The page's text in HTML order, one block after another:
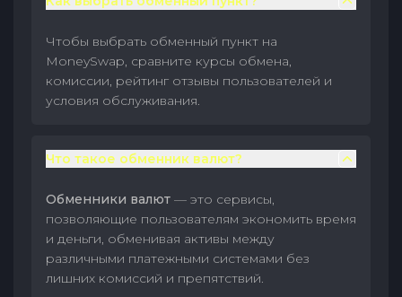
Чтобы выбрать обменный пункт на
MoneySwap, сравните курсы обмена,
комиссии, рейтинг отзывы пользователей и
условия обслуживания.
Что такое обменник валют?
Обменники валют — это сервисы,
позволяющие пользователям экономить время
и деньги, обменивая активы между
различными платежными системами без
лишних комиссий и препятствий.